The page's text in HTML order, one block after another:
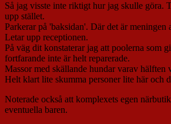
Så jag visste inte riktigt hur jag skulle göra.
upp stället.
Parkerar på 'baksidan'. Där det är meningen
Letar upp receptionen.
På väg dit konstaterar jag att poolerna som
fortfarande inte är helt reparerade.
Massor med skällande hundar varav hälften
Helt klart lite skumma personer lite här och
Noterade också att komplexets egen
eventuella baren.